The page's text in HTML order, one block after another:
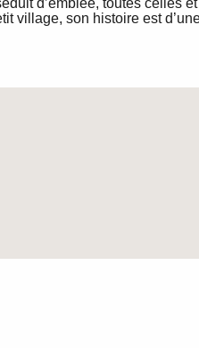
d’emblée, toutes celles
village, son histoire est